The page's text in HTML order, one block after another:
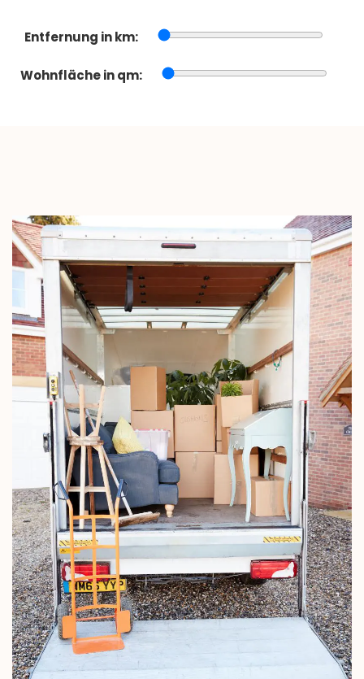
Entfernung in km:
Wohnfläche in qm: